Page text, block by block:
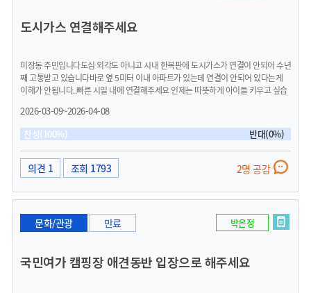
게 반영되는데 수도권에서 지방으로 이사를 올 이유가 있을까요?또 인구 소멸과 지역
다.남편의 발령이 끝나는 1년 6개월 후 원래 자리로 돌아가지만 군산 이라는 도시가
저는 참 좋습니다. 군산시에 거주하는 난임 부부들이 난임 병원이 없어 불편하고 힘들
지만 복지 혜택이라도 수도권과 동등하게 받았으면 좋겠습니다.경기도에 시행 중인
난임 부부 시술비 중단 지원 사업을 참고하고 고려 부탁드립니다.
도시가스 연결해주세요
미장동 주민입니다도심 외각도 아니고 시내 한복판에 도시가스가 연결이 안되어 수년
째 고통받고 있습니다바로 옆 5미터 이내 아파트가 있는데 연결이 안되어 있다는게
이해가 안됩니다..빠른 시일 내에 연결해주세요 인제는 따뜻하게 아이들 키우고 싶습
2026-03-09~2026-04-08
찬성(100%)
반대(0%)
의견 1 조회 1793 2명 공감
문화/관광 만료 박은정
국민여가 캠핑장 애견동반 입장으로 해주세요